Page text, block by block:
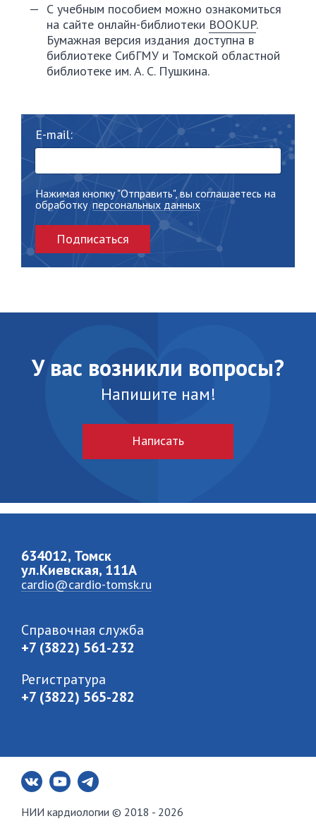
С учебным пособием можно ознакомиться
на сайте онлайн-библиотеки BOOKUP.
Бумажная версия издания доступна в
библиотеке СибГМУ и Томской областной
библиотеке им. А. С. Пушкина.
E-mail:
Нажимая кнопку "Отправить", вы соглашаетесь на
обработку персональных данных
Подписаться
У вас возникли вопросы?
Напишите нам!
Написать
634012, Томск
ул.Киевская, 111A
cardio@cardio-tomsk.ru
Справочная служба
+7 (3822) 561-232
Регистратура
+7 (3822) 565-282
НИИ кардиологии © 2018 - 2026